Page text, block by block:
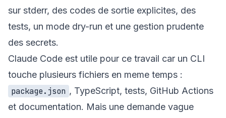
sur stderr, des codes de sortie explicites, des
tests, un mode dry-run et une gestion prudente
des secrets.
Claude Code est utile pour ce travail car un CLI
touche plusieurs fichiers en meme temps :
package.json , TypeScript, tests, GitHub Actions
et documentation. Mais une demande vague